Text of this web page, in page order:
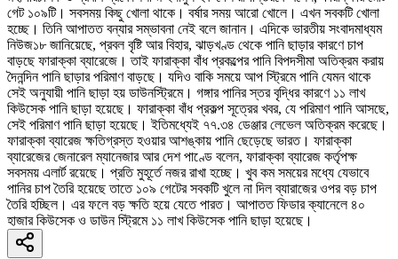
গেট ১০৯টি। সবসময় কিছু খোলা থাকে। বর্ষার সময় আরো খোলে। এখন সবকটি খোলা
হচ্ছে। তিনি আপাতত বন্যার সম্ভাবনা নেই বলে জানান। এদিকে ভারতীয় সংবাদমাধ্যম
নিউজ১৮ জানিয়েছে, প্রবল বৃষ্টি আর বিহার, ঝাড়খণ্ড থেকে পানি ছাড়ার কারণে চাপ
বাড়ছে ফারাক্কা ব্যারেজে। তাই ফারাক্কা বাঁধ প্রকল্পের পানি বিপদসীমা অতিক্রম করায়
দৈনন্দিন পানি ছাড়ার পরিমাণ বাড়ছে। যদিও বাকি সময়ে আপ স্ট্রিমে পানি যেমন থাকে
সেই অনুযায়ী পানি ছাড়া হয় ডাউনস্ট্রিমে। গঙ্গার পানির স্তর বৃদ্ধির কারণে ১১ লাখ
কিউসেক পানি ছাড়া হয়েছে। ফারাক্কা বাঁধ প্রকল্প সূত্রের খবর, যে পরিমাণ পানি আসছে,
সেই পরিমাণ পানি ছাড়া হয়েছে। ইতিমধ্যেই ৭৭.৩৪ ডেঞ্জার লেভেল অতিক্রম করেছে।
ফারাক্কা ব্যারেজ ক্ষতিগ্রস্ত হওয়ার আশঙ্কায় পানি ছেড়েছে ভারত। ফারাক্কা
ব্যারেজের জেনারেল ম্যানেজার আর দেশ পাণ্ডে বলেন, ফারাক্কা ব্যারেজ কর্তৃপক্ষ
সবসময় এলার্ট রয়েছে। প্রতি মুহূর্তে নজর রাখা হচ্ছে। খুব কম সময়ের মধ্যে যেভাবে
পানির চাপ তৈরি হয়েছে তাতে ১০৯ গেটের সবকটি খুলে না দিল ব্যারাজের ওপর বড় চাপ
তৈরি হচ্ছিল। এর ফলে বড় ক্ষতি হয়ে যেতে পারত। আপাতত ফিডার ক্যানেলে ৪০
হাজার কিউসেক ও ডাউন স্ট্রিমে ১১ লাখ কিউসেক পানি ছাড়া হয়েছে।